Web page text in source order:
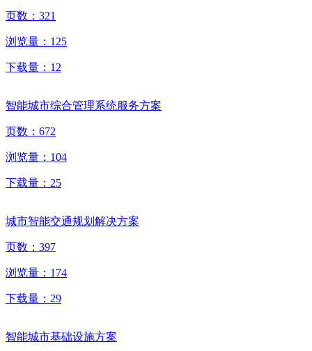
页数： 321
浏览量： 125
下载量： 12
智能城市综合管理系统服务方案
页数： 672
浏览量： 104
下载量： 25
城市智能交通规划解决方案
页数： 397
浏览量： 174
下载量： 29
智能城市基础设施方案